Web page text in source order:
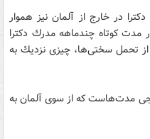
در خارج از آلمان نیز هموار
كوتاه چندماهه مدرك دكترا
از تحمل سختی‌ها، چیزی نزدیك به
مدت‌هاست كه از سوی آلمان به